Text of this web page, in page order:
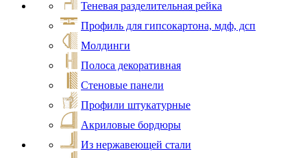
Теневая разделительная рейка
Профиль для гипсокартона, мдф, дсп
Молдинги
Полоса декоративная
Стеновые панели
Профили штукатурные
Акриловые бордюры
Из нержавеющей стали